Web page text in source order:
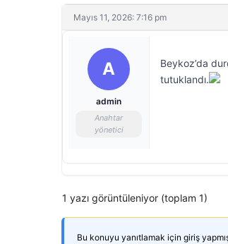
Mayıs 11, 2026: 7:16 pm
A
admin
Anahtar
yönetici
Beykoz’da
tutuklandı.
1 yazı görüntüleniyor (toplam 1)
Bu konuyu yanıtlamak için giriş yapmış